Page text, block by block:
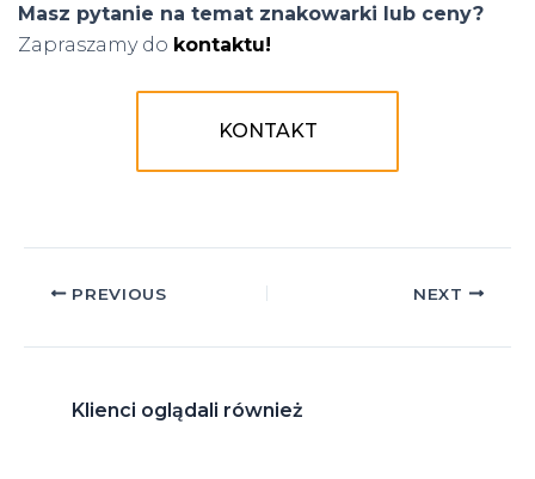
Masz pytanie na temat znakowarki lub ceny?
Zapraszamy do kontaktu!
KONTAKT
PostPREVIOUS NEXT
Klienci oglądali również